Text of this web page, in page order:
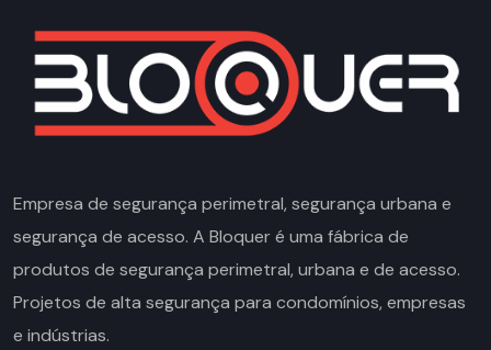
Empresa de segurança perimetral, segurança urbana e
segurança de acesso. A Bloquer é uma fábrica de
produtos de segurança perimetral, urbana e de acesso.
Projetos de alta segurança para condomínios, empresas
e indústrias.